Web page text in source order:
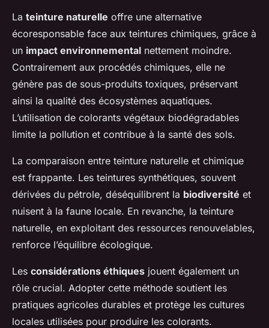
La teinture naturelle offre une alternative
écoresponsable face aux teintures chimiques, grâce à
un impact environnemental nettement moindre.
Contrairement aux procédés chimiques, elle ne
génère pas de sous-produits toxiques, préservant
ainsi la qualité des écosystèmes aquatiques.
L’utilisation de colorants végétaux biodégradables
limite la pollution et contribue à la santé des sols.
La comparaison entre teinture naturelle et chimique
est frappante. Les teintures synthétiques, souvent
dérivées du pétrole, déséquilibrent la biodiversité et
nuisent à la faune locale. En revanche, la teinture
naturelle, en exploitant des ressources renouvelables,
renforce l’équilibre écologique.
Les considérations éthiques jouent également un
rôle crucial. Adopter cette méthode soutient les
pratiques agricoles durables et protège les cultures
locales utilisées pour produire les colorants.